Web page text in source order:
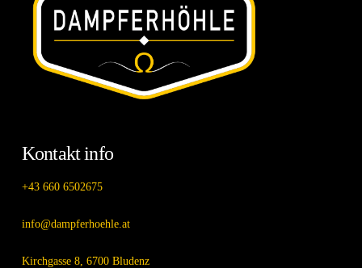
Kontakt info
+43 660 6502675
info@dampferhoehle.at
Kirchgasse 8, 6700 Bludenz